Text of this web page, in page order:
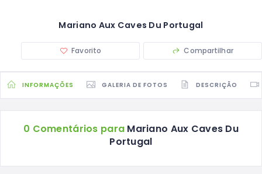
Mariano Aux Caves Du Portugal
Favorito Compartilhar
INFORMAÇÕES GALERIA DE FOTOS DESCRIÇÃO
0 Comentários para Mariano Aux Caves Du
Portugal